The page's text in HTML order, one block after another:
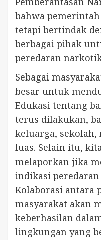
bahwa
tetapi bertindak
berbagai pihak
peredaran
Sebagai
besar untuk
Edukasi tentang
terus dilakukan,
keluarga,
luas. Selain itu,
melaporkan jika
indikasi
Kolaborasi antara
masyarakat akan
keberhasilan
lingkungan yang